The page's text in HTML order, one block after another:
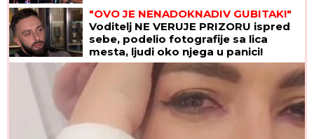
"OVO JE NENADOKNADIV GUBITAK!"
Voditelj NE VERUJE PRIZORU ispred
sebe, podelio fotografije sa lica
mesta, ljudi oko njega u panici!
(FOTO)